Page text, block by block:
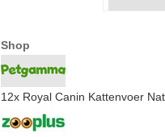
Shop
12x Royal Canin Kattenvoer